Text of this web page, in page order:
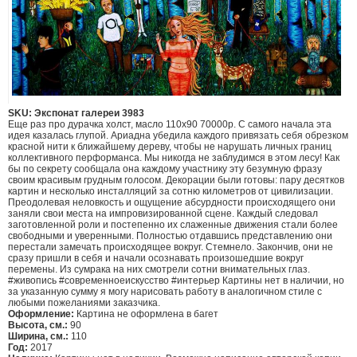
SKU: Экспонат галереи 3983
Еще раз про дурачка холст, масло 110х90 70000р. С самого начала эта
идея казалась глупой. Ариадна убедила каждого привязать себя обрезком
красной нити к ближайшему дереву, чтобы не нарушать личных границ
коллективного перформанса. Мы никогда не заблудимся в этом лесу! Как
бы по секрету сообщала она каждому участнику эту безумную фразу
своим красивым грудным голосом. Декорации были готовы: пару десятков
картин и несколько инсталляций за сотню километров от цивилизации.
Преодолевая неловкость и ощущение абсурдности происходящего они
заняли свои места на импровизированной сцене. Каждый следовал
заготовленной роли и постепенно их слаженные движения стали более
свободными и уверенными. Полностью отдавшись представлению они
перестали замечать происходящее вокруг. Стемнело. Закончив, они не
сразу пришли в себя и начали осознавать произошедшие вокруг
перемены. Из сумрака на них смотрели сотни внимательных глаз.
#живопись #современноеискусство #интерьер Картины нет в наличии, но
за указанную сумму я могу нарисовать работу в аналогичном стиле с
любыми пожеланиями заказчика.
Оформление: Картина не оформлена в багет
Высота, см.: 90
Ширина, см.: 110
Год: 2017